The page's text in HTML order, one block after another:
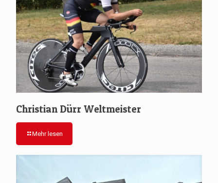
Christian Dürr Weltmeister
Mehr lesen